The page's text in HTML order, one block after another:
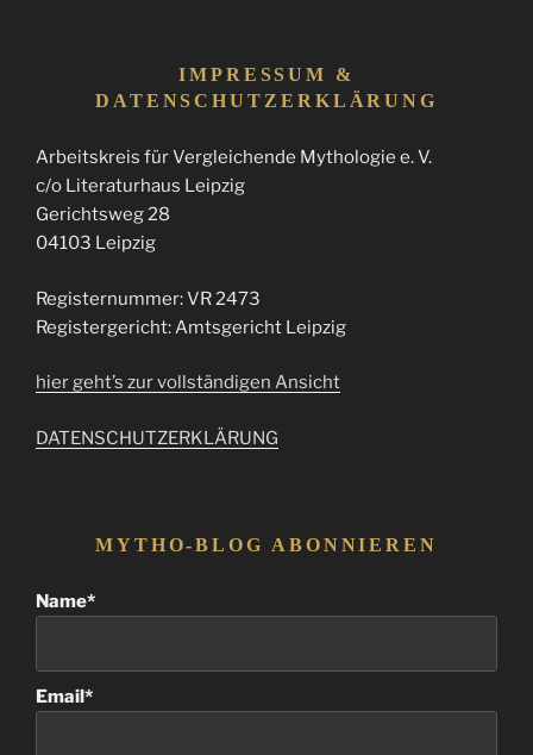
IMPRESSUM &
DATENSCHUTZERKLÄRUNG
Arbeitskreis für Vergleichende Mythologie e. V.
c/o Literaturhaus Leipzig
Gerichtsweg 28
04103 Leipzig
Registernummer: VR 2473
Registergericht: Amtsgericht Leipzig
hier geht’s zur vollständigen Ansicht
DATENSCHUTZERKLÄRUNG
MYTHO-BLOG ABONNIEREN
Name*
Email*